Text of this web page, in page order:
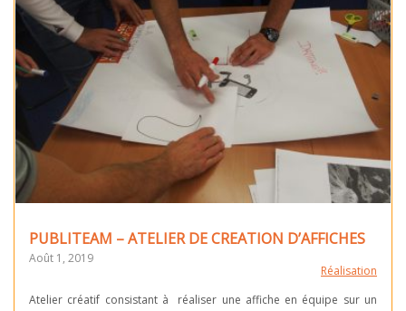
PUBLITEAM – ATELIER DE CREATION D’AFFICHES
Août 1, 2019
Réalisation
Atelier créatif consistant à réaliser une affiche en équipe sur un